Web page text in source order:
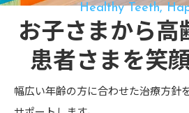
Healthy Teeth,
お子さまから高
患者さまを笑
幅広い年齢の方に合わせた治療方針